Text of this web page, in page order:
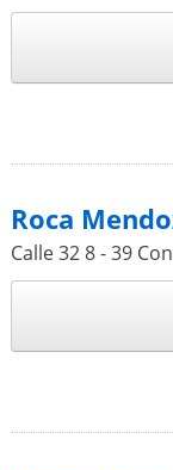
Roca
Calle 32 8 - 39